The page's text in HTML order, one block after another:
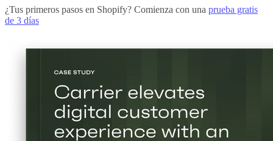
¿Tus primeros pasos en Shopify? Comienza con una prueba gratis
de 3 días